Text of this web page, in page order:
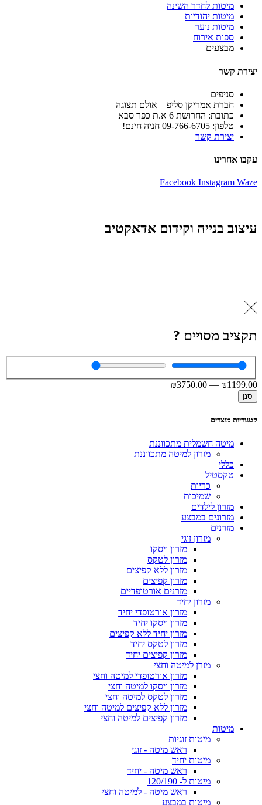
מיטות לחדר השינה
מיטות יהודיות
מיטות נוער
ספות אירוח
מבצעים
יצירת קשר
סניפים
חברת אמריקן סליפ – אולם תצוגה
כתובת: החרושת 6 א.ת כפר סבא
טלפון: 09-766-6705 חניה חינם!
יצירת קשר
עקבו אחרינו
Facebook Instagram Waze
עיצוב בנייה וקידום אדאקטיב
תקציב מסויים ?
₪1199.00
—
₪3750.00
סנן
קטגוריות מוצרים
מיטה חשמלית מתכווננת
מזרון למיטה מתכווננת
כללי
טקסטיל
כריות
שמיכות
מזרון לילדים
מזרונים במבצע
מזרנים
מזרון זוגי
מזרון ויסקו
מזרון לטקס
מזרון ללא קפיצים
מזרון קפיצים
מזרנים אורטופדיים
מזרון יחיד
מזרון אורטופדי יחיד
מזרון ויסקו יחיד
מזרון יחיד ללא קפיצים
מזרון לטקס יחיד
מזרון קפיצים יחיד
מזרן למיטה וחצי
מזרון אורטופדי למיטה וחצי
מזרון ויסקו למיטה וחצי
מזרון לטקס למיטה וחצי
מזרון ללא קפיצים למיטה וחצי
מזרון קפיצים למיטה וחצי
מיטות
מיטות זוגיות
ראש מיטה - זוגי
מיטות יחיד
ראש מיטה - יחיד
מיטות ל- 120/190
ראש מיטה - למיטה וחצי
מיטות במבצע